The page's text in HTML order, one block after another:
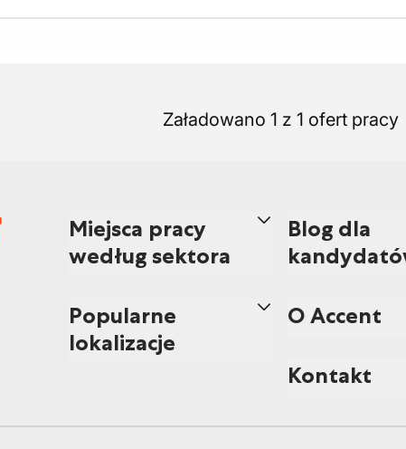
Załadowano 1 z 1 ofert pracy
Miejsca pracy
według sektora
Popularne
lokalizacje
Blog dla
O Accent
Kontakt